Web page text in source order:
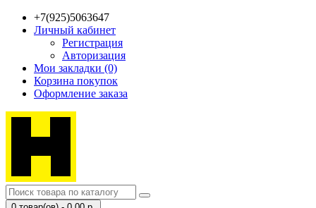
+7(925)5063647
Личный кабинет
Регистрация
Авторизация
Мои закладки (0)
Корзина покупок
Оформление заказа